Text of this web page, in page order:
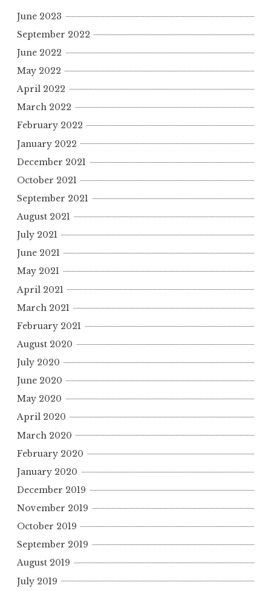
June 2023
September 2022
June 2022
May 2022
April 2022
March 2022
February 2022
January 2022
December 2021
October 2021
September 2021
August 2021
July 2021
June 2021
May 2021
April 2021
March 2021
February 2021
August 2020
July 2020
June 2020
May 2020
April 2020
March 2020
February 2020
January 2020
December 2019
November 2019
October 2019
September 2019
August 2019
July 2019